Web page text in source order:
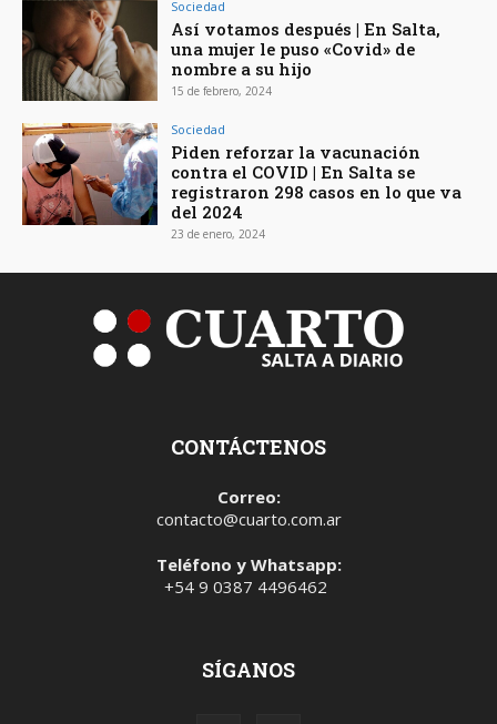
Sociedad
Así votamos después | En Salta,
una mujer le puso «Covid» de
nombre a su hijo
15 de febrero, 2024
Sociedad
Piden reforzar la vacunación
contra el COVID | En Salta se
registraron 298 casos en lo que va
del 2024
23 de enero, 2024
CONTÁCTENOS
Correo:
contacto@cuarto.com.ar
Teléfono y Whatsapp:
+54 9 0387 4496462
SÍGANOS